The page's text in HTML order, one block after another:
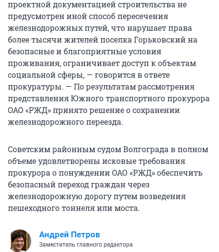
проектной документацией строительства не
предусмотрен иной способ пересечения
железнодорожных путей, что нарушает права
более тысячи жителей поселка Горьковский на
безопасные и благоприятные условия
проживания, ограничивает доступ к объектам
социальной сферы, — говорится в ответе
прокуратуры. — По результатам рассмотрения
представления Южного транспортного прокурора
ОАО «РЖД» принято решение о сохранении
железнодорожного переезда.
Советским районным судом Волгограда в полном
объеме удовлетворены исковые требования
прокурора о понуждении ОАО «РЖД» обеспечить
безопасный переход граждан через
железнодорожную дорогу путем возведения
пешеходного тоннеля или моста.
Андрей Петров
Заместитель главного редактора